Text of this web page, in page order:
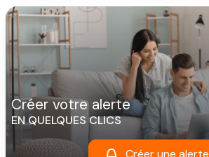
créer votre alerte
EN QUELQUES CLICS
Créer une alerte